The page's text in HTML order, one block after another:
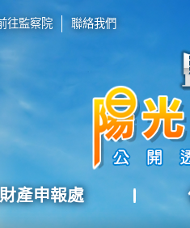
往監察院 聯絡我們
產申報處